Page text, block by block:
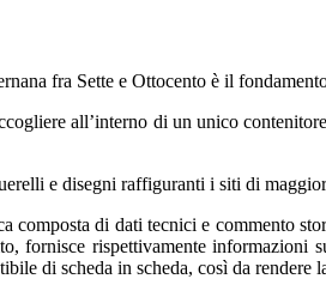
fra Sette e Ottocento è il
all’interno di un unico
e disegni raffiguranti i siti di
composta di dati tecnici e commento
fornisce rispettivamente informazioni
di scheda in scheda, così da